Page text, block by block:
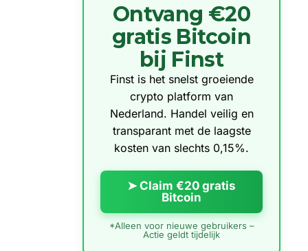
Ontvang €20
gratis Bitcoin
bij Finst
Finst is het snelst groeiende
crypto platform van
Nederland. Handel veilig en
transparant met de laagste
kosten van slechts 0,15%.
➤ Claim €20 gratis
Bitcoin
*Alleen voor nieuwe gebruikers –
Actie geldt tijdelijk